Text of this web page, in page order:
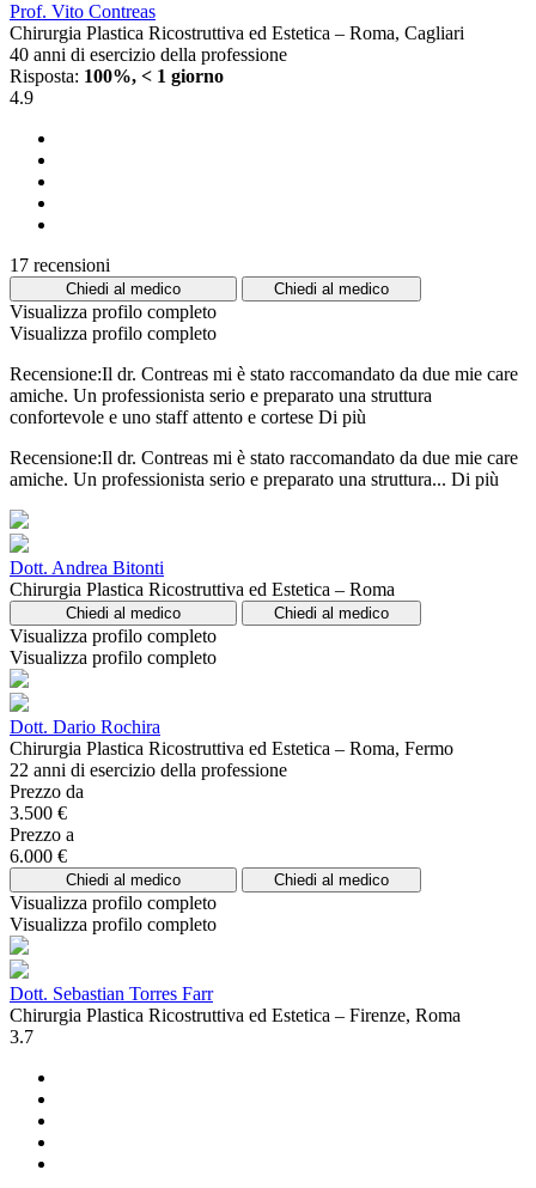
Prof. Vito Contreas
Chirurgia Plastica Ricostruttiva ed Estetica – Roma, Cagliari
40 anni di esercizio della professione
Risposta: 100%, < 1 giorno
4.9
17 recensioni
Chiedi al medico Chiedi al medico
Visualizza profilo completo
Visualizza profilo completo
Recensione:Il dr. Contreas mi è stato raccomandato da due mie care
amiche. Un professionista serio e preparato una struttura
confortevole e uno staff attento e cortese Di più
Recensione:Il dr. Contreas mi è stato raccomandato da due mie care
amiche. Un professionista serio e preparato una struttura... Di più
Dott. Andrea Bitonti
Chirurgia Plastica Ricostruttiva ed Estetica – Roma
Chiedi al medico Chiedi al medico
Visualizza profilo completo
Visualizza profilo completo
Dott. Dario Rochira
Chirurgia Plastica Ricostruttiva ed Estetica – Roma, Fermo
22 anni di esercizio della professione
Prezzo da
3.500 €
Prezzo a
6.000 €
Chiedi al medico Chiedi al medico
Visualizza profilo completo
Visualizza profilo completo
Dott. Sebastian Torres Farr
Chirurgia Plastica Ricostruttiva ed Estetica – Firenze, Roma
3.7